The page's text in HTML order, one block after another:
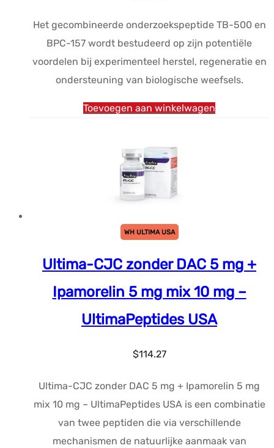
was:
$126.96.
is:
$114.27.
Het gecombineerde onderzoekspeptide TB-500 en
BPC-157 wordt bestudeerd op zijn potentiële
voordelen bij experimenteel herstel, regeneratie en
ondersteuning van biologische weefsels.
Toevoegen aan winkelwagen
WH ULTIMA USA
Ultima-CJC zonder DAC 5 mg +
Ipamorelin 5 mg mix 10 mg –
UltimaPeptides USA
$114.27
Ultima-CJC zonder DAC 5 mg + Ipamorelin 5 mg
mix 10 mg – UltimaPeptides USA is een combinatie
van twee peptiden die via verschillende
mechanismen de natuurlijke aanmaak van